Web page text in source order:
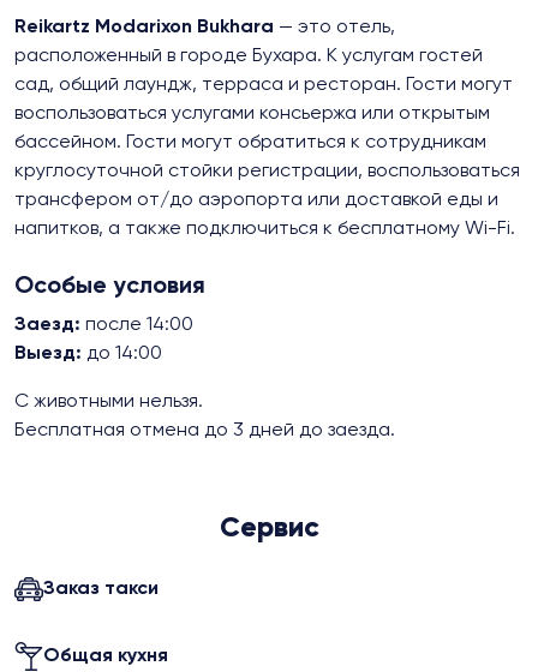
Reikartz Modarixon Bukhara — это отель,
расположенный в городе Бухара. К услугам гостей
сад, общий лаундж, терраса и ресторан. Гости могут
воспользоваться услугами консьержа или открытым
бассейном. Гости могут обратиться к сотрудникам
круглосуточной стойки регистрации, воспользоваться
трансфером от/до аэропорта или доставкой еды и
напитков, а также подключиться к бесплатному Wi-Fi.
Особые условия
Заезд: после 14:00
Выезд: до 14:00
С животными нельзя.
Бесплатная отмена до 3 дней до заезда.
Сервис
Заказ такси
Общая кухня